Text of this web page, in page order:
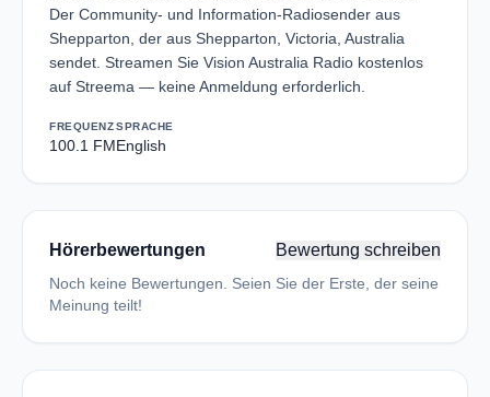
Der Community- und Information-Radiosender aus
Shepparton, der aus Shepparton, Victoria, Australia
sendet. Streamen Sie Vision Australia Radio kostenlos
auf Streema — keine Anmeldung erforderlich.
FREQUENZ
100.1 FM
SPRACHE
English
Hörerbewertungen Bewertung schreiben
Noch keine Bewertungen. Seien Sie der Erste, der seine
Meinung teilt!